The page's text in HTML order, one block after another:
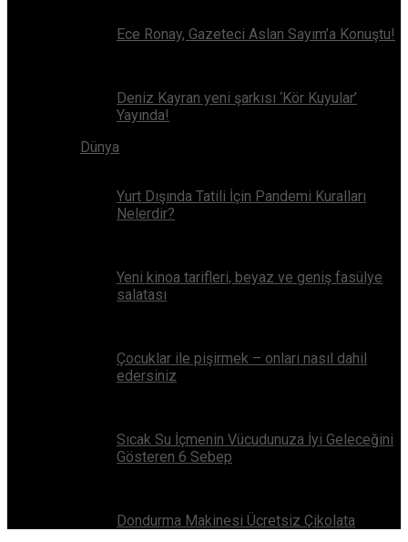
Ece Ronay, Gazeteci Aslan Sayım’a Konuştu!
Deniz Kayran yeni şarkısı ‘Kör Kuyular’
Yayında!
Dünya
Yurt Dışında Tatili İçin Pandemi Kuralları
Nelerdir?
Yeni kinoa tarifleri, beyaz ve geniş fasülye
salatası
Çocuklar ile pişirmek – onları nasıl dahil
edersiniz
Sıcak Su İçmenin Vücudunuza İyi Geleceğini
Gösteren 6 Sebep
Dondurma Makinesi Ücretsiz Çikolata